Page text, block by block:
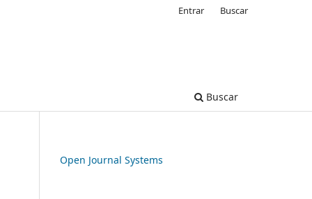
Buscar
Entrar Buscar
Open Journal Systems